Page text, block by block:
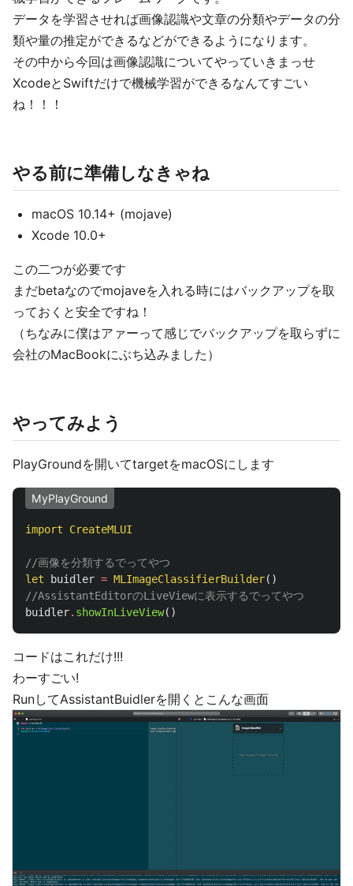
データを学習させれば画像認識や文章の分類やデータの分
類や量の推定ができるなどができるようになります。
その中から今回は画像認識についてやっていきまっせ
XcodeとSwiftだけで機械学習ができるなんてすごい
ね！！！
やる前に準備しなきゃね
macOS 10.14+ (mojave)
Xcode 10.0+
この二つが必要です
まだbetaなのでmojaveを入れる時にはバックアップを取
っておくと安全ですね！
（ちなみに僕はアァーって感じでバックアップを取らずに
会社のMacBookにぶち込みました）
やってみよう
PlayGroundを開いてtargetをmacOSにします
MyPlayGround
import CreateMLUI
//画像を分類するでってやつ
let
buidler = MLImageClassifierBuilder()
//AssistantEditorのLiveViewに表示するでってやつ
buidler. showInLiveView()
コードはこれだけ!!!
わーすごい!
RunしてAssistantBuidlerを開くとこんな画面